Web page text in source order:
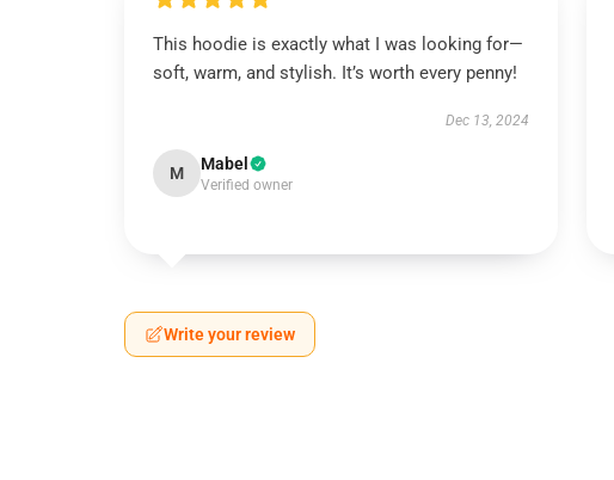
This hoodie is exactly what I was looking for—
soft, warm, and stylish. It’s worth every penny!
Dec 13, 2024
M Mabel
Verified owner
Write your review